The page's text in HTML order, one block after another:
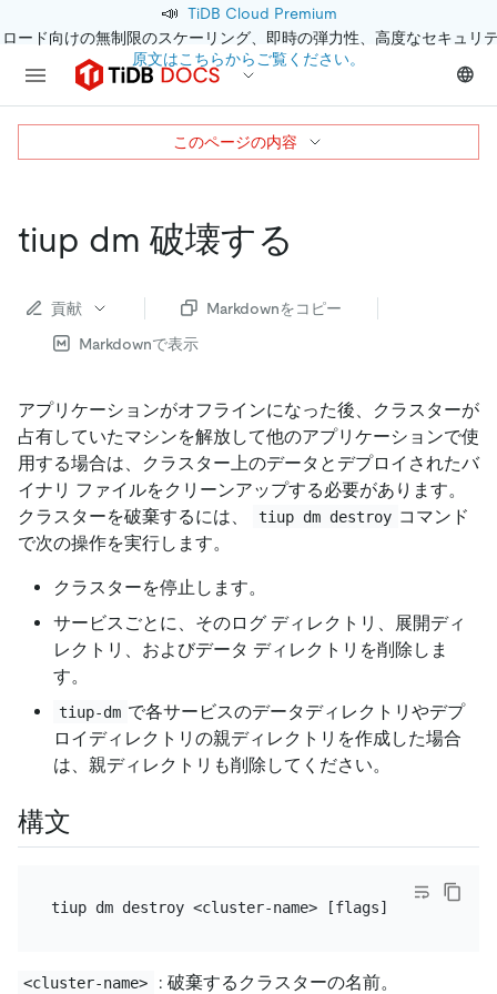
📣 TiDB Cloud Premium
ード向けの無制限のスケーリング、即時の弾力性、高度なセキュリ
原文はこちらからご覧ください。
tiup dm 破壊する
貢献
Markdownをコピー
Markdownで表示
アプリケーションがオフラインになった後、クラスターが
占有していたマシンを解放して他のアプリケーションで使
用する場合は、クラスター上のデータとデプロイされたバ
イナリ ファイルをクリーンアップする必要があります。
クラスターを破棄するには、
tiup dm destroy コマンド
で次の操作を実行します。
クラスターを停止します。
サービスごとに、そのログ ディレクトリ、展開ディ
レクトリ、およびデータ ディレクトリを削除しま
す。
tiup-dm で各サービスのデータディレクトリやデプ
ロイディレクトリの親ディレクトリを作成した場合
は、親ディレクトリも削除してください。
構文
<cluster-name> : 破棄するクラスターの名前。
このページの内容